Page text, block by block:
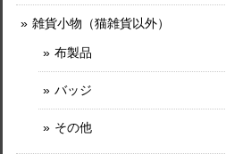
雑貨小物（猫雑貨以外）
布製品
バッジ
その他